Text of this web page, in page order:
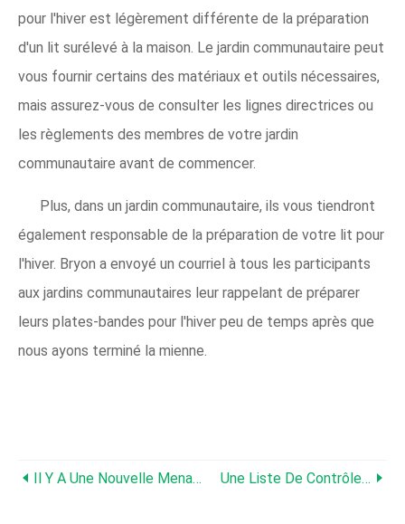
pour l'hiver est légèrement différente de la préparation
d'un lit surélevé à la maison. Le jardin communautaire peut
vous fournir certains des matériaux et outils nécessaires,
mais assurez-vous de consulter les lignes directrices ou
les règlements des membres de votre jardin
communautaire avant de commencer.
Plus, dans un jardin communautaire, ils vous tiendront
également responsable de la préparation de votre lit pour
l'hiver. Bryon a envoyé un courriel à tous les participants
aux jardins communautaires leur rappelant de préparer
leurs plates-bandes pour l'hiver peu de temps après que
nous ayons terminé la mienne.
Il Y A Une Nouvelle Menace Pour Les Cultures De Crucifères Dans Le Maine Une Liste De Contrôle Pour La Préparation Hivernale Du Jardin